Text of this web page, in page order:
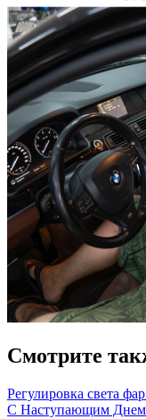
Смотрите
Регулировка света
С Наступающим Днем